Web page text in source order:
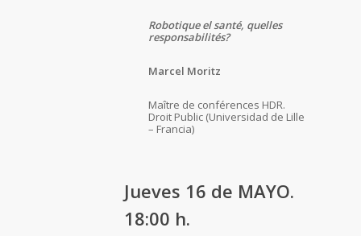
Robotique el santé, quelles
responsabilités?
Marcel Moritz
Maître de conférences HDR.
Droit Public (Universidad de Lille
– Francia)
Jueves 16 de MAYO.
18:00 h.